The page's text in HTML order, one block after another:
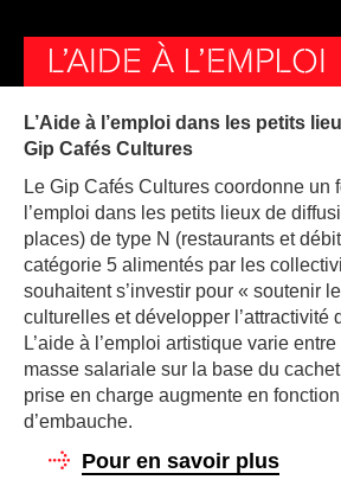
L’AIDE À L’EMPLOI
L’Aide à l’emploi dans les petits
Gip Cafés Cultures
Le Gip Cafés Cultures coordonne un
l’emploi dans les petits lieux de
places) de type N (restaurants et
catégorie 5 alimentés par les
souhaitent s’investir pour « soutenir
culturelles et développer l’attractivité
L’aide à l’emploi artistique varie
masse salariale sur la base du
prise en charge augmente en
d’embauche.
Pour en savoir plus